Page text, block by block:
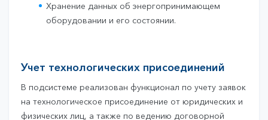
Хранение данных об энергопринимающем
оборудовании и его состоянии.
Учет технологических присоединений
В подсистеме реализован функционал по учету заявок
на технологическое присоединение от юридических и
физических лиц, а также по ведению договорной